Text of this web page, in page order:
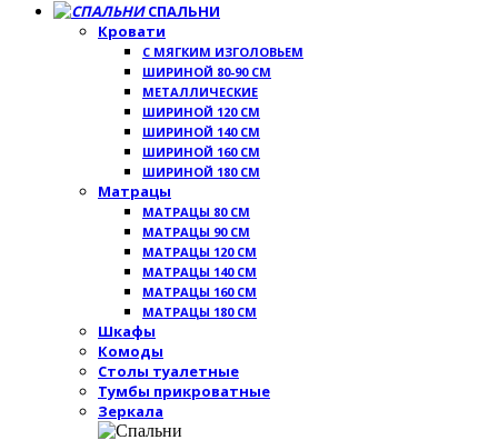
СПАЛЬНИ
Кровати
С МЯГКИМ ИЗГОЛОВЬЕМ
ШИРИНОЙ 80-90 СМ
МЕТАЛЛИЧЕСКИЕ
ШИРИНОЙ 120 СМ
ШИРИНОЙ 140 СМ
ШИРИНОЙ 160 СМ
ШИРИНОЙ 180 СМ
Матрацы
МАТРАЦЫ 80 СМ
МАТРАЦЫ 90 СМ
МАТРАЦЫ 120 СМ
МАТРАЦЫ 140 СМ
МАТРАЦЫ 160 СМ
МАТРАЦЫ 180 СМ
Шкафы
Комоды
Столы туалетные
Тумбы прикроватные
Зеркала